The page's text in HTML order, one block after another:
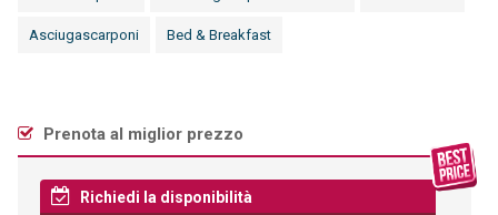
Asciugascarponi Bed & Breakfast
Prenota al miglior prezzo
Richiedi la disponibilità